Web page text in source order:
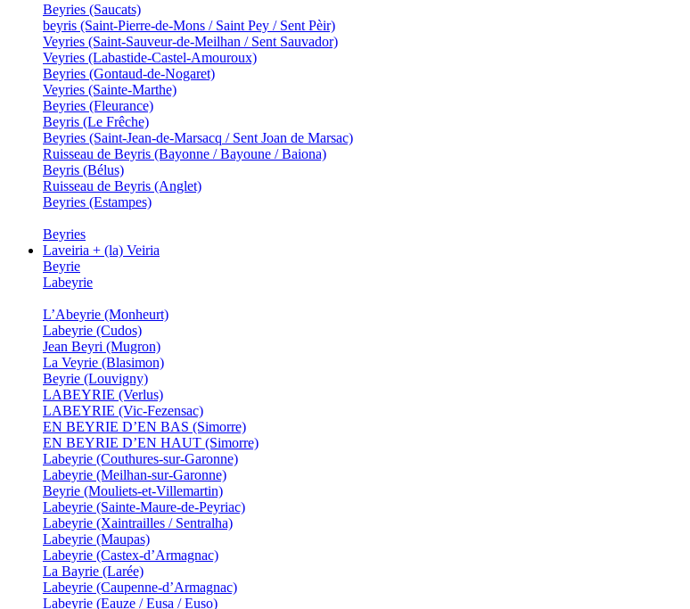
Beyries (Saucats)
beyris (Saint-Pierre-de-Mons / Saint Pey / Sent Pèir)
Veyries (Saint-Sauveur-de-Meilhan / Sent Sauvador)
Veyries (Labastide-Castel-Amouroux)
Beyries (Gontaud-de-Nogaret)
Veyries (Sainte-Marthe)
Beyries (Fleurance)
Beyris (Le Frêche)
Beyries (Saint-Jean-de-Marsacq / Sent Joan de Marsac)
Ruisseau de Beyris (Bayonne / Bayoune / Baiona)
Beyris (Bélus)
Ruisseau de Beyris (Anglet)
Beyries (Estampes)
Beyries
Laveiria + (la) Veiria
Beyrie
Labeyrie
L’Abeyrie (Monheurt)
Labeyrie (Cudos)
Jean Beyri (Mugron)
La Veyrie (Blasimon)
Beyrie (Louvigny)
LABEYRIE (Verlus)
LABEYRIE (Vic-Fezensac)
EN BEYRIE D’EN BAS (Simorre)
EN BEYRIE D’EN HAUT (Simorre)
Labeyrie (Couthures-sur-Garonne)
Labeyrie (Meilhan-sur-Garonne)
Beyrie (Mouliets-et-Villemartin)
Labeyrie (Sainte-Maure-de-Peyriac)
Labeyrie (Xaintrailles / Sentralha)
Labeyrie (Maupas)
Labeyrie (Castex-d’Armagnac)
La Bayrie (Larée)
Labeyrie (Caupenne-d’Armagnac)
Labeyrie (Eauze / Eusa / Euso)